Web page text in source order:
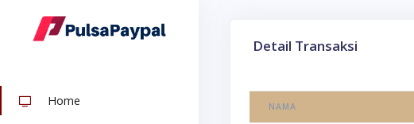
Home
Detail Transaksi
NAMA